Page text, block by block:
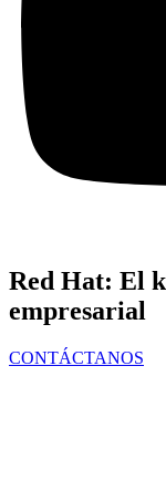
Red Hat: El
empresarial
CONTÁCTANOS